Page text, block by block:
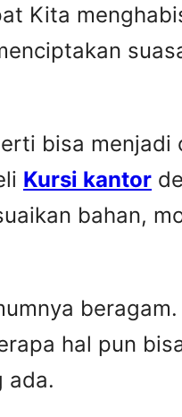
Kita
bisa
Kursi kantor
bahan,
hal pun
ada.